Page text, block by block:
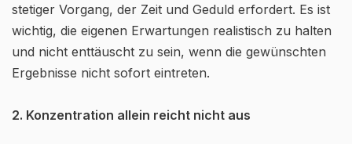
stetiger Vorgang, der Zeit und Geduld erfordert. Es ist
wichtig, die eigenen Erwartungen realistisch zu halten
und nicht enttäuscht zu sein, wenn die gewünschten
Ergebnisse nicht sofort eintreten.
2. Konzentration allein reicht nicht aus